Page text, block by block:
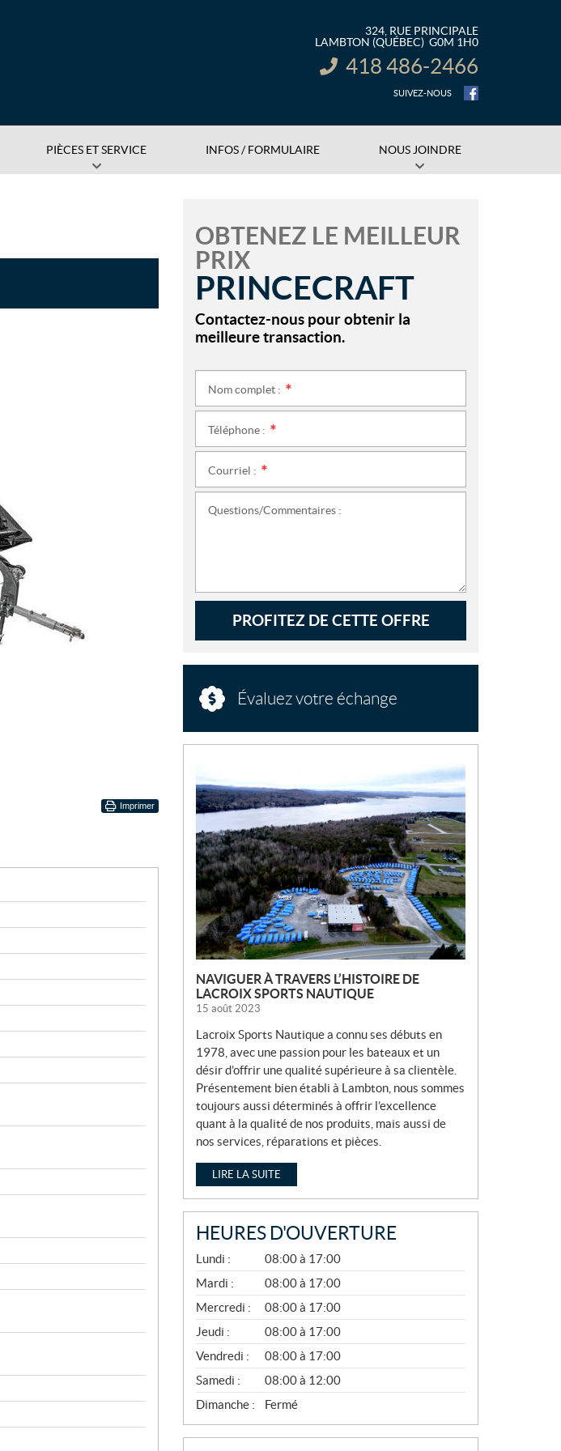
324, RUE PRINCIPALE
LAMBTON (QUÉBEC) G0M 1H0
INFORMATION :
418 486-2466
SUIVEZ-NOUS
PIÈCES ET SERVICE INFOS / FORMULAIRE NOUS JOINDRE
Imprimer
OBTENEZ LE MEILLEUR
PRIX
PRINCECRAFT
Contactez-nous pour obtenir la
meilleure transaction.
Nom complet :
Téléphone :
Courriel :
Questions/Commentaires :
PROFITEZ DE CETTE OFFRE
Évaluez votre échange
O
U
V
E
L
L
E
S
NAVIGUER À TRAVERS L’HISTOIRE DE
LACROIX SPORTS NAUTIQUE
15 août 2023
Lacroix Sports Nautique a connu ses débuts en
1978, avec une passion pour les bateaux et un
désir d’offrir une qualité supérieure à sa clientèle.
Présentement bien établi à Lambton, nous sommes
toujours aussi déterminés à offrir l’excellence
quant à la qualité de nos produits, mais aussi de
nos services, réparations et pièces.
LIRE LA SUITE
HEURES D'OUVERTURE
A
V
R
I
L
À
N
O
V
E
M
B
R
E
Lundi :
08:00 à 17:00
Mardi :
08:00 à 17:00
Mercredi :
08:00 à 17:00
Jeudi :
08:00 à 17:00
Vendredi :
08:00 à 17:00
Samedi :
08:00 à 12:00
Dimanche :
Fermé